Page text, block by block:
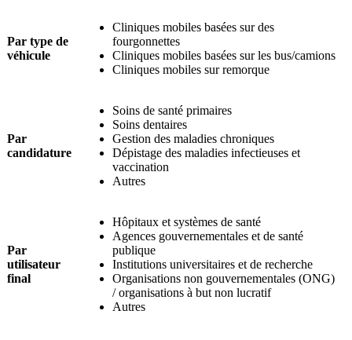
Par type de
véhicule
Cliniques mobiles basées sur des
fourgonnettes
Cliniques mobiles basées sur les bus/camions
Cliniques mobiles sur remorque
Par
candidature
Soins de santé primaires
Soins dentaires
Gestion des maladies chroniques
Dépistage des maladies infectieuses et
vaccination
Autres
Par
utilisateur
final
Hôpitaux et systèmes de santé
Agences gouvernementales et de santé
publique
Institutions universitaires et de recherche
Organisations non gouvernementales (ONG)
/ organisations à but non lucratif
Autres